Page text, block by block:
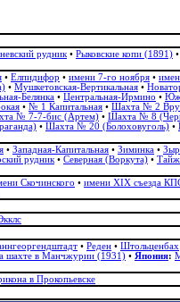
рудник • Рыковские копи (1891) •
• Елпидифор • имени 7-го ноября •
• Мушкетовская-Вертикальная •
Белянка • Центральная-Ирмино •
• № 1 Капитальная • Шахта № 2
№ 7-7-бис (Артем) • Шахта № 8
• Шахта № 20 (Болоховуголь)‎ •
• Западная-Капитальная • Зиминка •
рудник • Северная (Воркута) •
Скочинского • имени ХІХ съезда
• Реден • Штольценбах
шахте в Манчжурии (1931) • Япония:
в Прокопьевске